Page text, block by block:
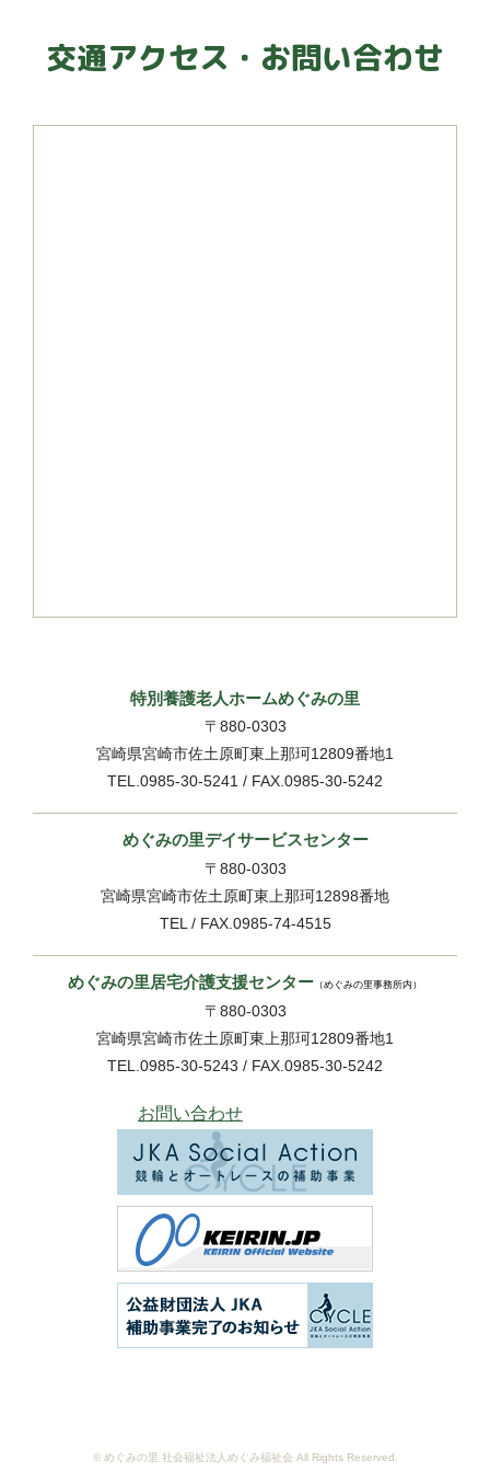
交通アクセス・お問い合わせ
特別養護老人ホームめぐみの里
〒880-0303
宮崎県宮崎市佐土原町東上那珂12809番地1
TEL.0985-30-5241 / FAX.0985-30-5242
めぐみの里デイサービスセンター
〒880-0303
宮崎県宮崎市佐土原町東上那珂12898番地
TEL / FAX.0985-74-4515
めぐみの里居宅介護支援センター （めぐみの里事務所内）
〒880-0303
宮崎県宮崎市佐土原町東上那珂12809番地1
TEL.0985-30-5243 / FAX.0985-30-5242
お問い合わせ
© めぐみの里 社会福祉法人めぐみ福祉会 All Rights Reserved.